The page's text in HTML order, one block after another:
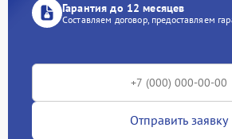
Гарантия до 12 месяцев
Составляем договор, предоставляем
Отправить заявку